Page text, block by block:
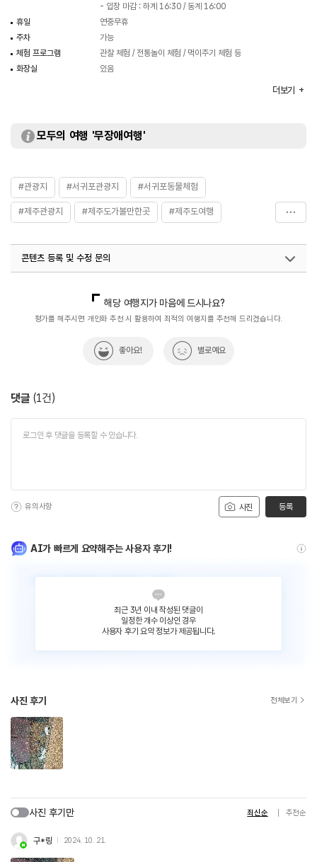
- 입장 마감 : 하계 16:30 / 동계 16:00
휴일
연중무휴
주차
가능
체험 프로그램
관찰 체험 / 전통놀이 체험 / 먹이주기 체험 등
화장실
있음
더보기
모두의 여행 '무장애여행'
#관광지 #서귀포관광지 #서귀포동물체험
#제주관광지 #제주도가볼만한곳 #제주도여행
콘텐츠 등록 및 수정 문의
해당 여행지가 마음에 드시나요?
평가를 해주시면 개인화 추천 시 활용하여 최적의 여행지를 추천해 드리겠습니다.
좋아요! 별로예요
댓글 (1건)
사진
유의사항 등록
AI가 빠르게 요약해주는 사용자 후기!
최근 3년 이내 작성된 댓글이
일정한 개수 이상인 경우
사용자 후기 요약 정보가 제공됩니다.
사진 후기 전체보기
사진 후기만 최신순 추천순
구*링 2024. 10. 21.